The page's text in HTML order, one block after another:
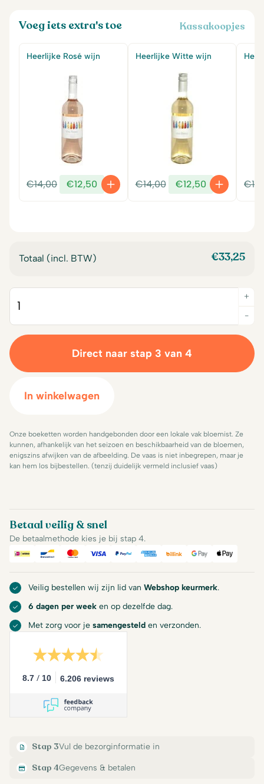
Voeg iets extra's toe Kassakoopjes
Heerlijke Rosé wijn
€14,00
Oorspronkelijke
prijs
€12,50
Huidige
prijs
Heerlijke Witte wijn
€14,00
Oorspronkelijke
prijs
€12,50
Huidige
prijs
€
Totaal (incl. BTW) €33,25
-
+
Direct naar stap 3 van 4
In winkelwagen
Onze boeketten worden handgebonden door een lokale vak bloemist. Ze
kunnen, afhankelijk van het seizoen en beschikbaarheid van de bloemen,
enigszins afwijken van de afbeelding. De vaas is niet inbegrepen, maar je
kan hem los bijbestellen. (tenzij duidelijk vermeld inclusief vaas)
Betaal veilig & snel
De betaalmethode kies je bij stap 4.
iDeal Bancontact
Mastercard
Visa PayPalAmerican Express
BillinkGoogle Pay
Apple
Veilig bestellen wij zijn lid van Webshop keurmerk.
6 dagen per week en op dezelfde dag.
Met zorg voor je samengesteld en verzonden.
8.7 / 10 6.206 reviews
Stap 3Vul de bezorginformatie in
Stap 4Gegevens & betalen